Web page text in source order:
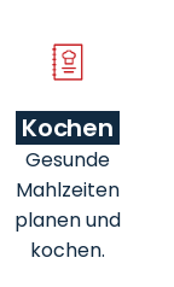
Kochen
Gesunde
Mahlzeiten
planen und
kochen.